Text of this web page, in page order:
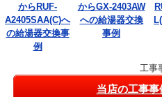
からRUF-
A2405SAA(C)へ
の給湯器交換事
例
からGX-2403AW
への給湯器交換
事例
工事
当店の工事